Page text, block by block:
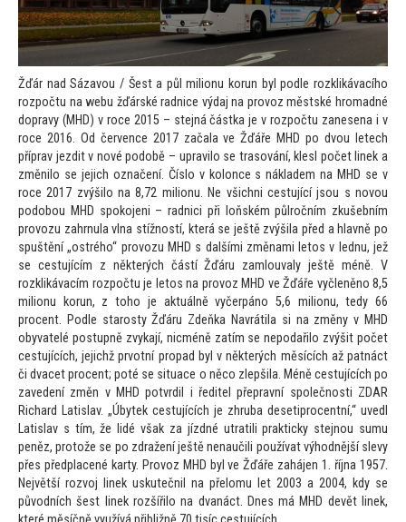
Žďár nad Sázavou / Šest a půl milionu korun byl podle rozklikávacího
rozpočtu na webu žďárské radnice výdaj na provoz městské hromadné
dopravy (MHD) v roce 2015 – stejná částka je v rozpočtu zanesena i v
roce 2016. Od července 2017 začala ve Žďáře MHD po dvou letech
příprav jezdit v nové podobě – upravilo se trasování, klesl počet linek a
změnilo se jejich označení. Číslo v kolonce s nákladem na MHD se v
roce 2017 zvýšilo na 8,72 milionu. Ne všichni cestující jsou s novou
podobou MHD spokojeni – radnici při loňském půlročním zkušebním
provozu zahrnula vlna stížností, která se ještě zvýšila před a hlavně po
spuštění „ostrého“ provozu MHD s dalšími změnami letos v lednu, jež
se cestujícím z některých částí Žďáru zamlouvaly ještě méně. V
rozklikávacím rozpočtu je letos na provoz MHD ve Žďáře vyčleněno 8,5
milionu korun, ztoho je aktuálně vyčerpáno 5,6 milionu, tedy 66
procent. Podle starosty Žďáru Zdeňka Navrátila si na změny v MHD
obyvatelé postupně zvykají, nicméně zatím se nepodařilo zvýšit počet
cestujících, jejichž prvotní propad byl v některých měsících až patnáct
či dvacet procent; poté se situace o něco zlepšila. Méně cestujících po
zavedení změn v MHD potvrdil i ředitel přepravní společnosti ZDAR
Richard Latislav. „Úbytek cestujících je zhruba desetiprocentní,“ uvedl
Latislav s tím, že lidé však za jízdné utratili prakticky stejnou sumu
peněz, protože se po zdražení ještě nenaučili používat výhodnější slevy
přes předplacené karty. Provoz MHD byl ve Žďáře zahájen 1. října 1957.
Největší rozvoj linek uskutečnil na přelomu let 2003 a 2004, kdy se
původních šest linek rozšířilo na dvanáct. Dnes má MHD devět linek,